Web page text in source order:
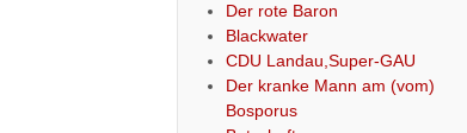
Der rote Baron
Blackwater
CDU Landau,Super-GAU
Der kranke Mann am (vom)
Bosporus